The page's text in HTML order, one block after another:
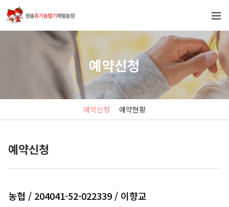
예약신청
예약신청 예약현황
예약신청
농협 / 204041-52-022339 / 이향교